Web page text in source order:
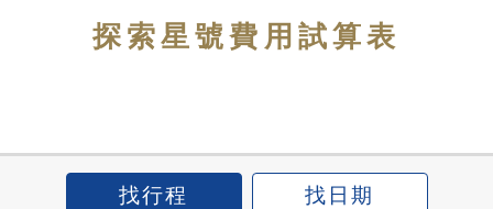
探索星號費用試算表
找行程 找日期